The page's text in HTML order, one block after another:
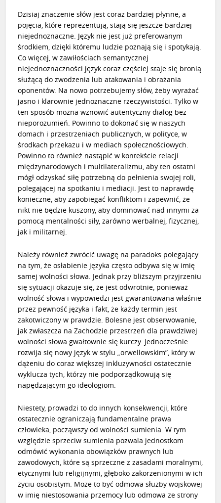
Dzisiaj znaczenie słów jest coraz bardziej płynne, a
pojęcia, które reprezentują, stają się jeszcze bardziej
niejednoznaczne. Język nie jest już preferowanym
środkiem, dzięki któremu ludzie poznają się i spotykają.
Co więcej, w zawiłościach semantycznej
niejednoznaczności język coraz częściej staje się bronią
służącą do zwodzenia lub atakowania i obrażania
oponentów. Na nowo potrzebujemy słów, żeby wyrażać
jasno i klarownie jednoznaczne rzeczywistości. Tylko w
ten sposób można wznowić autentyczny dialog bez
nieporozumień. Powinno to dokonać się w naszych
domach i przestrzeniach publicznych, w polityce, w
środkach przekazu i w mediach społecznościowych.
Powinno to również nastąpić w kontekście relacji
międzynarodowych i multilateralizmu, aby ten ostatni
mógł odzyskać siłę potrzebną do pełnienia swojej roli,
polegającej na spotkaniu i mediacji. Jest to naprawdę
konieczne, aby zapobiegać konfliktom i zapewnić, że
nikt nie będzie kuszony, aby dominować nad innymi za
pomocą mentalności siły, zarówno werbalnej, fizycznej,
jak i militarnej.
Należy również zwrócić uwagę na paradoks polegający
na tym, że osłabienie języka często odbywa się w imię
samej wolności słowa. Jednak przy bliższym przyjrzeniu
się sytuacji okazuje się, że jest odwrotnie, ponieważ
wolność słowa i wypowiedzi jest gwarantowana właśnie
przez pewność języka i fakt, że każdy termin jest
zakotwiczony w prawdzie. Bolesne jest obserwowanie,
jak zwłaszcza na Zachodzie przestrzeń dla prawdziwej
wolności słowa gwałtownie się kurczy. Jednocześnie
rozwija się nowy język w stylu „orwellowskim”, który w
dążeniu do coraz większej inkluzywności ostatecznie
wyklucza tych, którzy nie podporządkowują się
napędzającym go ideologiom.
Niestety, prowadzi to do innych konsekwencji, które
ostatecznie ograniczają fundamentalne prawa
człowieka, począwszy od wolności sumienia. W tym
względzie sprzeciw sumienia pozwala jednostkom
odmówić wykonania obowiązków prawnych lub
zawodowych, które są sprzeczne z zasadami moralnymi,
etycznymi lub religijnymi, głęboko zakorzenionymi w ich
życiu osobistym. Może to być odmowa służby wojskowej
w imię niestosowania przemocy lub odmowa ze strony